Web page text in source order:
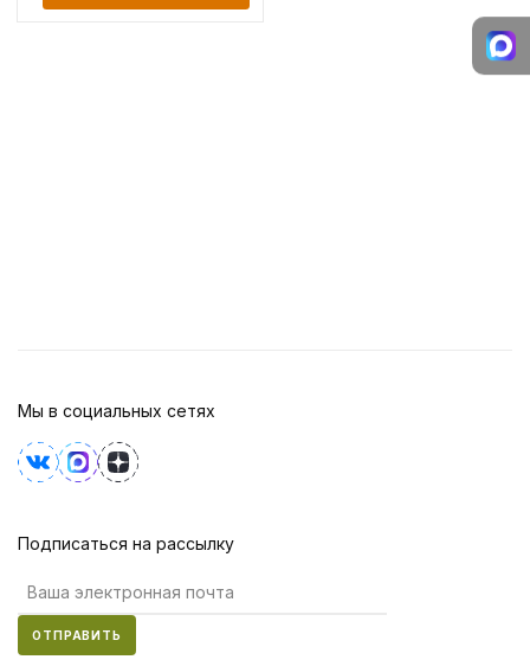
Мы в социальных сетях
Подписаться на рассылку
ОТПРАВИТЬ